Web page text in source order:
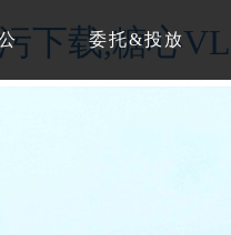
下载,糖心
委托&投放